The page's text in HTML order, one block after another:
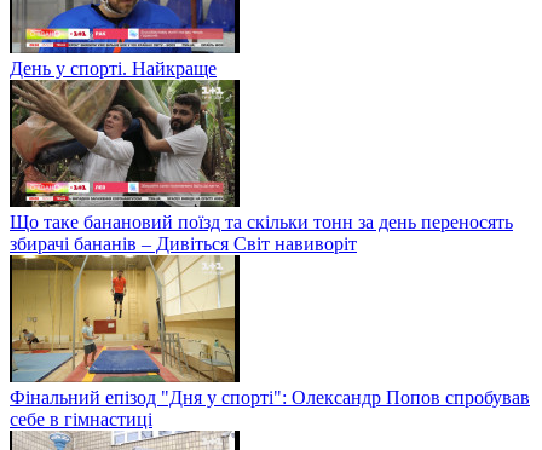
День у спорті. Найкраще
Що таке банановий поїзд та скільки тонн за день переносять
збирачі бананів – Дивіться Світ навиворіт
Фінальний епізод "Дня у спорті": Олександр Попов спробував
себе в гімнастиці